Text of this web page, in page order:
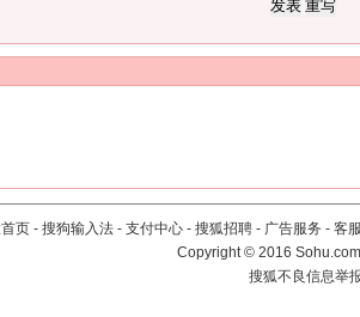
页 - 搜狗输入法 - 支付中心 - 搜狐招聘 - 广告服务 - 客
Copyright©2016
搜狐不良信息举